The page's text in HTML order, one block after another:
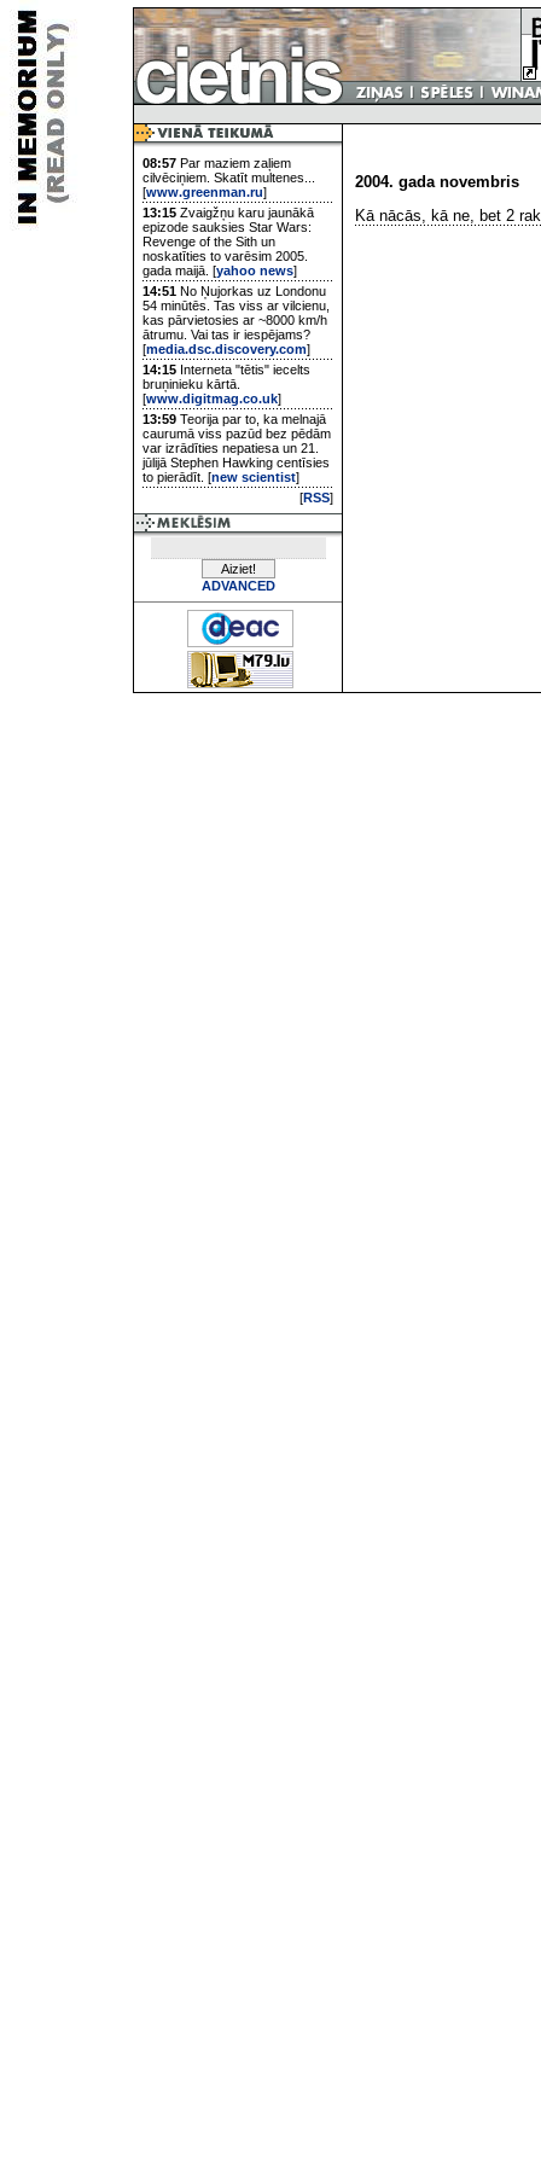
08:57 Par maziem zaļiem
cilvēciņiem. Skatīt multenes...
[www.greenman.ru]
13:15 Zvaigžņu karu jaunākā
epizode sauksies Star Wars:
Revenge of the Sith un
noskatīties to varēsim 2005.
gada maijā. [yahoo news]
14:51 No Ņujorkas uz Londonu
54 minūtēs. Tas viss ar vilcienu,
kas pārvietosies ar ~8000 km/h
ātrumu. Vai tas ir iespējams?
[media.dsc.discovery.com]
14:15 Interneta "tētis" iecelts
bruņinieku kārtā.
[www.digitmag.co.uk]
13:59 Teorija par to, ka melnajā
caurumā viss pazūd bez pēdām
var izrādīties nepatiesa un 21.
jūlijā Stephen Hawking centīsies
to pierādīt. [new scientist]
[RSS]
ADVANCED
2004. gada novembris
Kā nācās, kā ne, bet 2